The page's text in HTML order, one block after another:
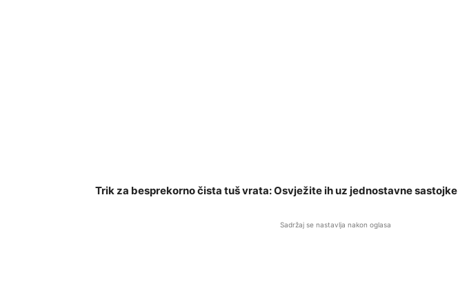
Trik za besprekorno čista tuš vrata: Osvježite ih uz jednostavne sastojke
Sadržaj se nastavlja nakon oglasa